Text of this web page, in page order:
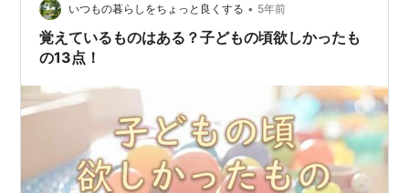
いつもの暮らしをちょっと良くする • 5年前
覚えているものはある？子どもの頃欲しかったも
の13点！